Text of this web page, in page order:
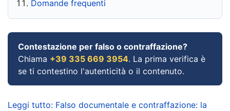
Domande frequenti
Contestazione per falso o contraffazione?
Chiama +39 335 669 3954. La prima verifica è
se ti contestino l'autenticità o il contenuto.
Leggi tutto: Falso documentale e contraffazione: la